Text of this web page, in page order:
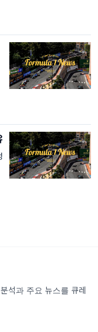
석과 주요 뉴스를 큐레